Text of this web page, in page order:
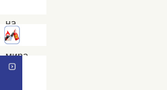
на
страже
мира
и